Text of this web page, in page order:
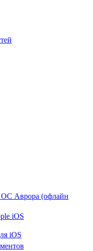
Аврора (офлайн
iOS
iOS